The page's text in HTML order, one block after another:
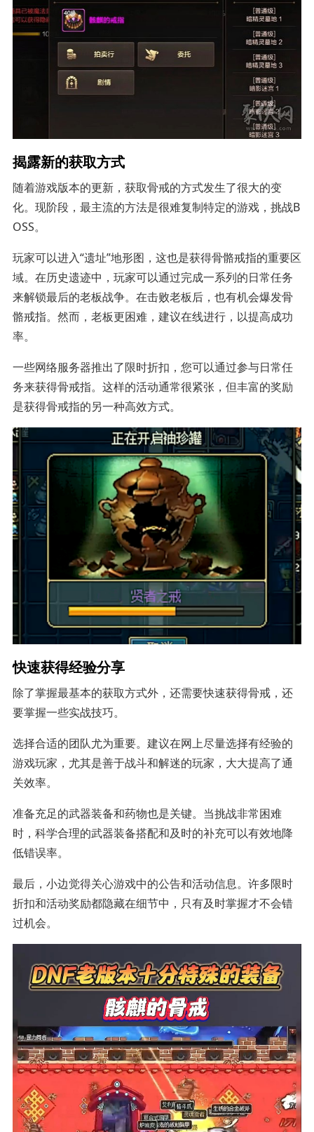
揭露新的获取方式
随着游戏版本的更新，获取骨戒的方式发生了很大的变
化。现阶段，最主流的方法是很难复制特定的游戏，挑战B
OSS。
玩家可以进入“遗址”地形图，这也是获得骨骼戒指的重要区
域。在历史遗迹中，玩家可以通过完成一系列的日常任务
来解锁最后的老板战争。在击败老板后，也有机会爆发骨
骼戒指。然而，老板更困难，建议在线进行，以提高成功
率。
一些网络服务器推出了限时折扣，您可以通过参与日常任
务来获得骨戒指。这样的活动通常很紧张，但丰富的奖励
是获得骨戒指的另一种高效方式。
快速获得经验分享
除了掌握最基本的获取方式外，还需要快速获得骨戒，还
要掌握一些实战技巧。
选择合适的团队尤为重要。建议在网上尽量选择有经验的
游戏玩家，尤其是善于战斗和解迷的玩家，大大提高了通
关效率。
准备充足的武器装备和药物也是关键。当挑战非常困难
时，科学合理的武器装备搭配和及时的补充可以有效地降
低错误率。
最后，小边觉得关心游戏中的公告和活动信息。许多限时
折扣和活动奖励都隐藏在细节中，只有及时掌握才不会错
过机会。